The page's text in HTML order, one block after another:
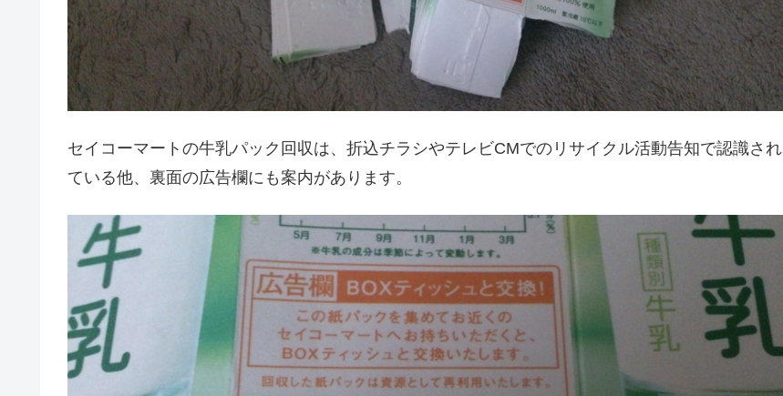
セイコーマートの牛乳パック回収は、折込チラシやテレビCMでのリサイクル活動告知で認識され
ている他、裏面の広告欄にも案内があります。